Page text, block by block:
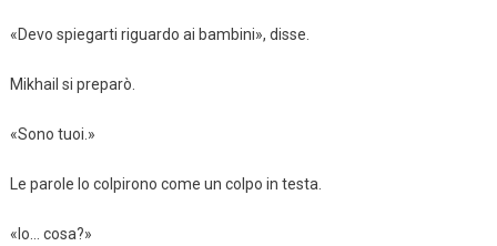
«Devo spiegarti riguardo ai bambini», disse.
Mikhail si preparò.
«Sono tuoi.»
Le parole lo colpirono come un colpo in testa.
«Io… cosa?»